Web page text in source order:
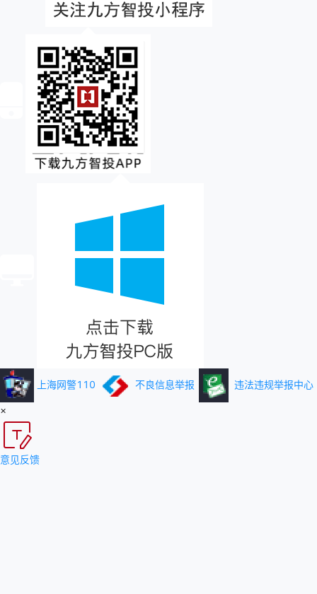
上海网警110 不良信息举报 违法违规举报中心
×
意见反馈